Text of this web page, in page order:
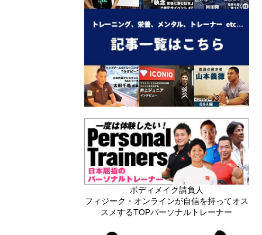
ボディメイク請負人
フィジーク・オンラインが自信を持ってオス
スメするTOPパーソナルトレーナー